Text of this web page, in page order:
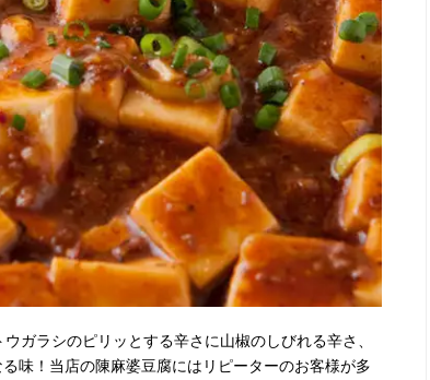
ガラシのピリッとする辛さに山椒のしびれる辛さ、
味！当店の陳麻婆豆腐にはリピーターのお客様が多